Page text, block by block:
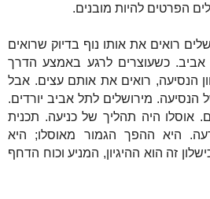
הפרטים להיות מובנים.
רואים את אותו נוף בדיוק שרואים
אביב. כשעוצרים לרגע באמצע הדרך
הנסיעה, רואים את אותם עצים. אבל
הנסיעה. מירושלים לתל אביב יורדים.
אוסלו היה תהליך של כניעה. תכנית
היא ההפך הגמור מאוסלו; היא
זה הוא ההיגיון, המניע וכוח הדחף